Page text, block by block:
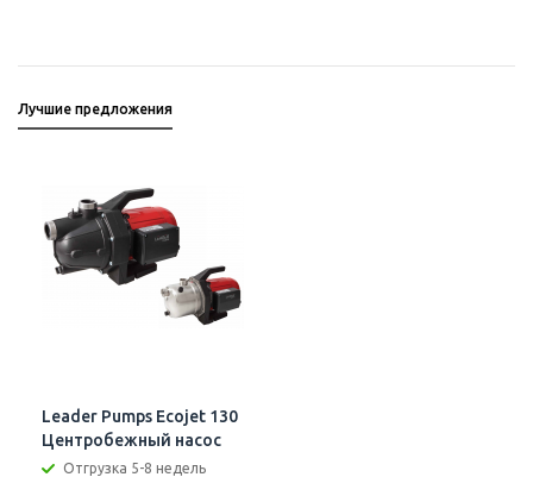
Лучшие предложения
Leader Pumps Ecojet 130
Центробежный насос
Отгрузка 5-8 недель